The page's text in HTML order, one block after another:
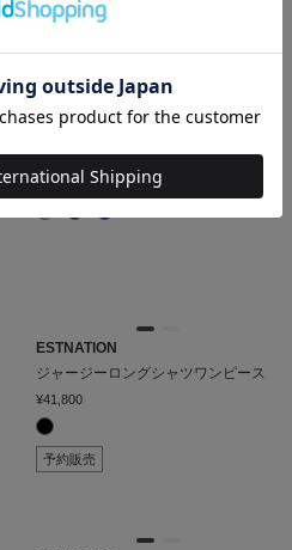
¥49,500
ESTNATION
ジャージーロングシャツワンピース
¥41,800
予約販売